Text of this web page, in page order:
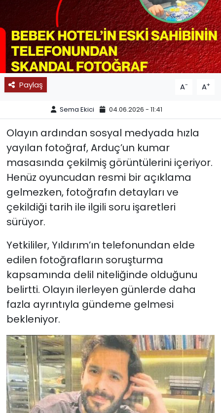
Paylaş A- A+
Sema Ekici 04.06.2026 - 11:41
Olayın ardından sosyal medyada hızla
yayılan fotoğraf, Arduç’un kumar
masasında çekilmiş görüntülerini içeriyor.
Henüz oyuncudan resmi bir açıklama
gelmezken, fotoğrafın detayları ve
çekildiği tarih ile ilgili soru işaretleri
sürüyor.
Yetkililer, Yıldırım’ın telefonundan elde
edilen fotoğrafların soruşturma
kapsamında delil niteliğinde olduğunu
belirtti. Olayın ilerleyen günlerde daha
fazla ayrıntıyla gündeme gelmesi
bekleniyor.
11:11 MANŞET